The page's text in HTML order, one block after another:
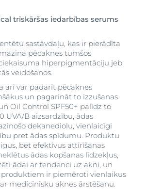
trīskāršas iedarbības serums
sastāvdaļu, kas ir pierādīta
pēcaknes tumšos
hiperpigmentāciju jeb
veidošanos.
arī var padarīt pēcaknes
un pagarināt to izzušanas
Oil Control SPF50+ palīdz to
UVA/B aizsardzību, ādas
dekanediolu, vienlaicīgi
pret ādas spīdumu. Produktu
bet efektīvus attīrīšanas
ādas kopšanas līdzekļus,
ādai ar tendenci uz akni, un
ir piemēroti vienlaikus
medicīnisku aknes ārstēšanu.